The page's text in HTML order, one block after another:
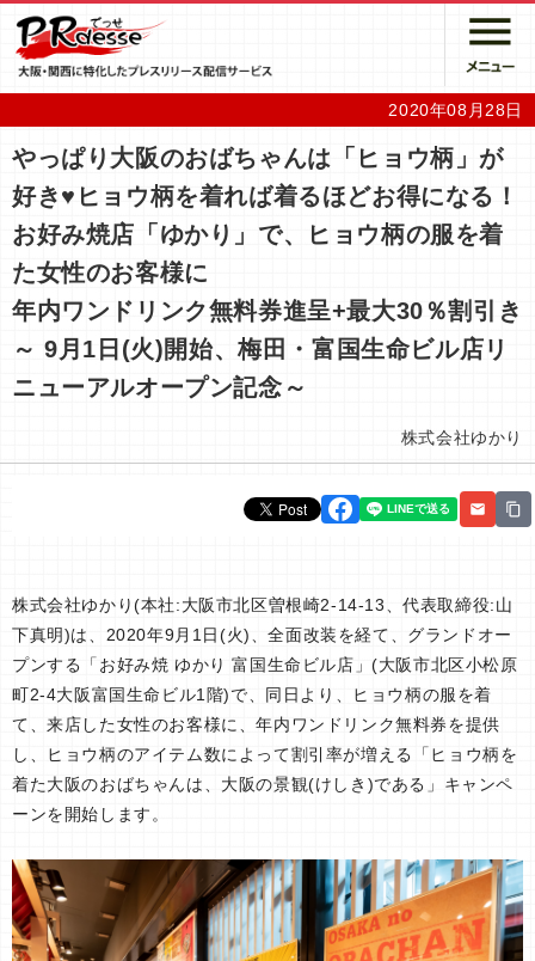
2020年08月28日
やっぱり大阪のおばちゃんは「ヒョウ柄」が
好き♥ヒョウ柄を着れば着るほどお得になる！
お好み焼店「ゆかり」で、ヒョウ柄の服を着
た女性のお客様に
年内ワンドリンク無料券進呈+最大30％割引き
～ 9月1日(火)開始、梅田・富国生命ビル店リ
ニューアルオープン記念～
株式会社ゆかり
株式会社ゆかり(本社:大阪市北区曽根崎2-14-13、代表取締役:山
下真明)は、2020年9月1日(火)、全面改装を経て、グランドオー
プンする「お好み焼 ゆかり 富国生命ビル店」(大阪市北区小松原
町2-4大阪富国生命ビル1階)で、同日より、ヒョウ柄の服を着
て、来店した女性のお客様に、年内ワンドリンク無料券を提供
し、ヒョウ柄のアイテム数によって割引率が増える「ヒョウ柄を
着た大阪のおばちゃんは、大阪の景観(けしき)である」キャンペ
ーンを開始します。